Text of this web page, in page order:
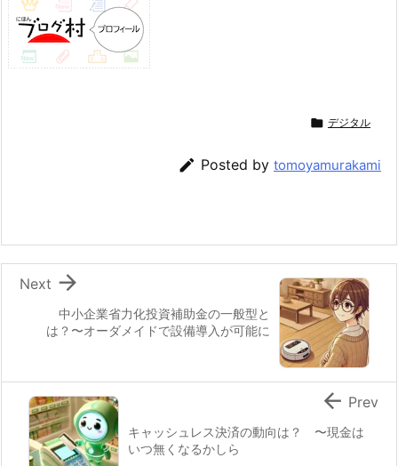
 デジタル
 Posted by tomoyamurakami
中小企業省力化投資補助金の一般型と
は？〜オーダメイドで設備導入が可能に

Next
キャッシュレス決済の動向は？ 〜現金は
いつ無くなるかしら
 Prev